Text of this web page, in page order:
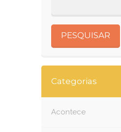
Categorias
Acontece